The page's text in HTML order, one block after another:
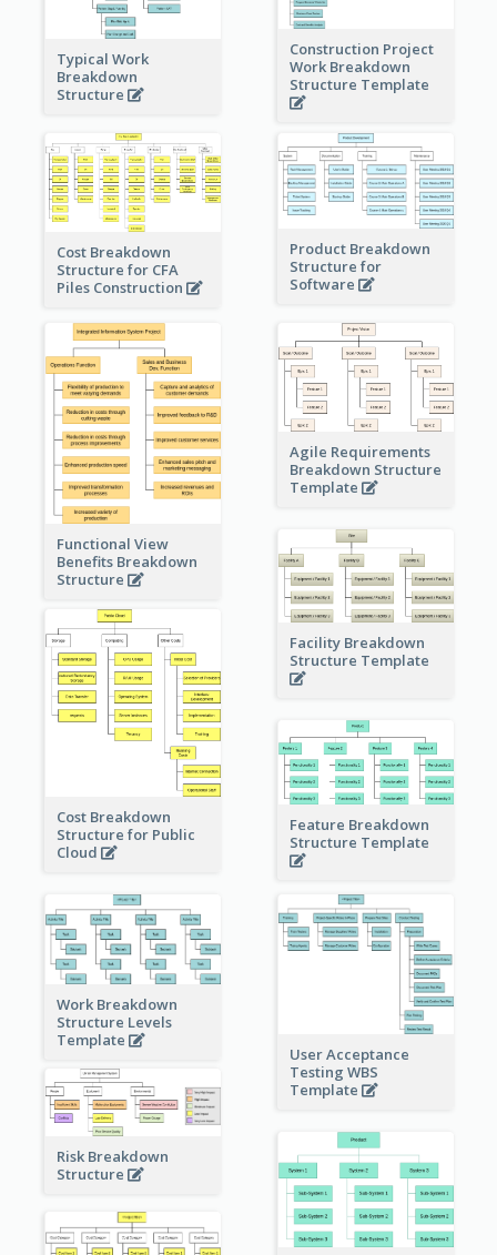
Typical Work
Breakdown
Structure
Construction Project
Work Breakdown
Structure Template
Cost Breakdown
Structure for CFA
Piles Construction
Product Breakdown
Structure for
Software
Functional View
Benefits Breakdown
Structure
Agile Requirements
Breakdown Structure
Template
Facility Breakdown
Structure Template
Cost Breakdown
Structure for Public
Cloud
Feature Breakdown
Structure Template
Work Breakdown
Structure Levels
Template
User Acceptance
Testing WBS
Template
Risk Breakdown
Structure